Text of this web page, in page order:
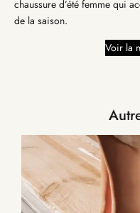
chaussure d’été femme qui
de la saison.
Voir la